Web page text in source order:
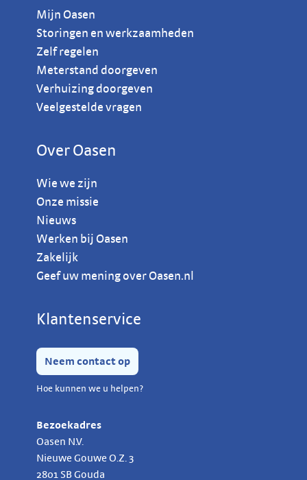
Mijn Oasen
Storingen en werkzaamheden
Zelf regelen
Meterstand doorgeven
Verhuizing doorgeven
Veelgestelde vragen
Over Oasen
Wie we zijn
Onze missie
Nieuws
Werken bij Oasen
Zakelijk
Geef uw mening over Oasen.nl
Klantenservice
Neem contact op
Hoe kunnen we u helpen?
Bezoekadres
Oasen N.V.
Nieuwe Gouwe O.Z. 3
2801 SBGouda